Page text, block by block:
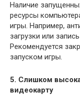
Наличие
ресурсы
игры. Например,
загрузки или
Рекомендуется
запуском игры.
5. Слишком
видеокарту